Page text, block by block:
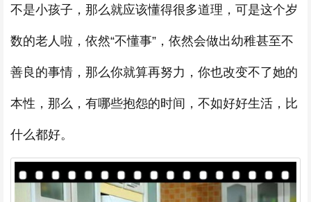
不是小孩子，那么就应该懂得很多道理，可是这个岁
数的老人啦，依然“不懂事”，依然会做出幼稚甚至不
善良的事情，那么你就算再努力，你也改变不了她的
本性，那么，有哪些抱怨的时间，不如好好生活，比
什么都好。